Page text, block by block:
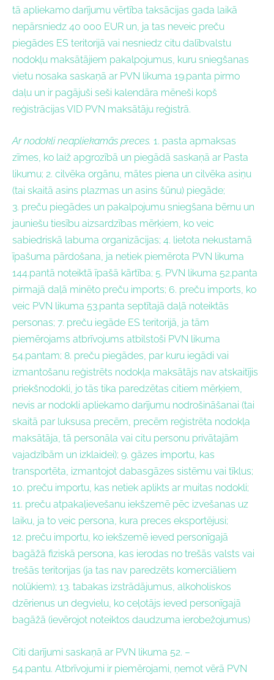
tā apliekamo darījumu vērtība taksācijas gada laikā
nepārsniedz 40 000 EUR un, ja tas neveic preču
piegādes ES teritorijā vai nesniedz citu dalībvalstu
nodokļu maksātājiem pakalpojumus, kuru sniegšanas
vietu nosaka saskaņā ar PVN likuma 19.panta pirmo
daļu un ir pagājuši seši kalendāra mēneši kopš
reģistrācijas VID PVN maksātāju reģistrā.
Ar nodokli neapliekamās preces. 1. pasta apmaksas
zīmes, ko laiž apgrozībā un piegādā saskaņā ar Pasta
likumu; 2. cilvēka orgānu, mātes piena un cilvēka asiņu
(tai skaitā asins plazmas un asins šūnu) piegāde;
3. preču piegādes un pakalpojumu sniegšana bērnu un
jauniešu tiesību aizsardzības mērķiem, ko veic
sabiedriskā labuma organizācijas; 4. lietota nekustamā
īpašuma pārdošana, ja netiek piemērota PVN likuma
144.pantā noteiktā īpašā kārtība; 5. PVN likuma 52.panta
pirmajā daļā minēto preču imports; 6. preču imports, ko
veic PVN likuma 53.panta septītajā daļā noteiktās
personas; 7. preču iegāde ES teritorijā, ja tām
piemērojams atbrīvojums atbilstoši PVN likuma
54.pantam; 8. preču piegādes, par kuru iegādi vai
izmantošanu reģistrēts nodokļa maksātājs nav atskaitījis
priekšnodokli, jo tās tika paredzētas citiem mērķiem,
nevis ar nodokli apliekamo darījumu nodrošināšanai (tai
skaitā par luksusa precēm, precēm reģistrēta nodokļa
maksātāja, tā personāla vai citu personu privātajām
vajadzībām un izklaidei); 9. gāzes importu, kas
transportēta, izmantojot dabasgāzes sistēmu vai tīklus;
10. preču importu, kas netiek aplikts ar muitas nodokli;
11. preču atpakaļievešanu iekšzemē pēc izvešanas uz
laiku, ja to veic persona, kura preces eksportējusi;
12. preču importu, ko iekšzemē ieved personīgajā
bagāžā fiziskā persona, kas ierodas no trešās valsts vai
trešās teritorijas (ja tas nav paredzēts komerciāliem
nolūkiem); 13. tabakas izstrādājumus, alkoholiskos
dzērienus un degvielu, ko ceļotājs ieved personīgajā
bagāžā (ievērojot noteiktos daudzuma ierobežojumus)
Citi darījumi saskaņā ar PVN likuma 52. –
54.pantu. Atbrīvojumi ir piemērojami, ņemot vērā PVN